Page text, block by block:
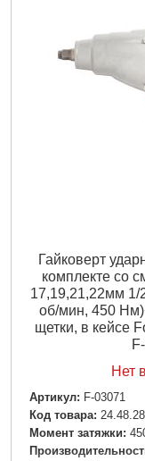
Гайковерт
комплекте со
17,19,21,22мм 1/
об/мин, 450
щетки, в кейсе
Нет
Артикул: F-03071
Код товара: 24.48.28
Момент затяжки: